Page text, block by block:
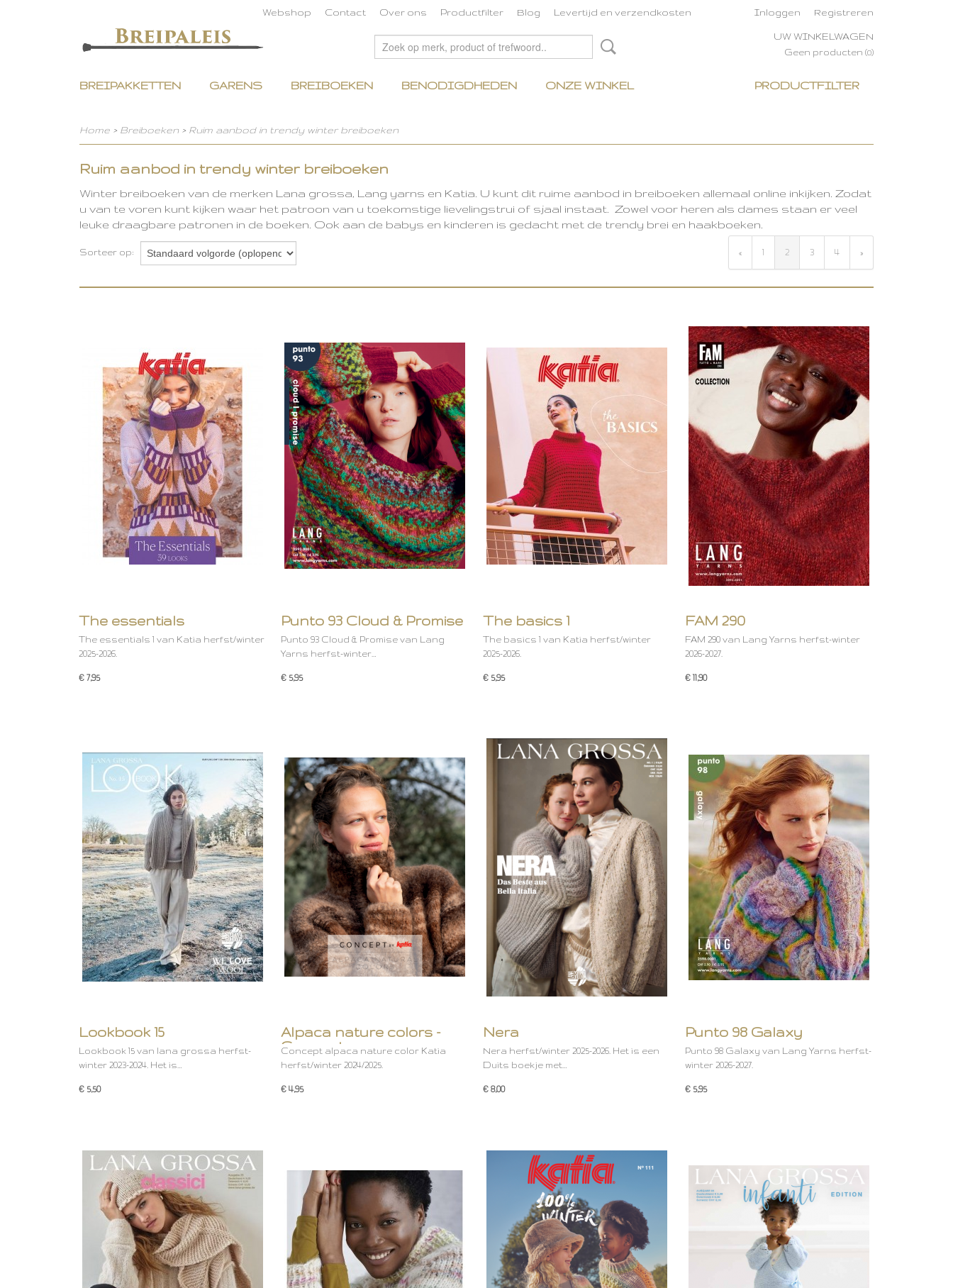
Webshop Contact Over ons Productfilter Blog Levertijd en verzendkosten Inloggen Registreren
UW WINKELWAGEN
Geen producten (0)
PRODUCTFILTER
BREIPAKKETTEN GARENS BREIBOEKEN BENODIGDHEDEN ONZE WINKEL
Home > Breiboeken > Ruim aanbod in trendy winter breiboeken
Ruim aanbod in trendy winter breiboeken
Winter breiboeken van de merken Lana grossa, Lang yarns en Katia. U kunt dit ruime aanbod in breiboeken allemaal online inkijken. Zodat
u van te voren kunt kijken waar het patroon van u toekomstige lievelingstrui of sjaal instaat. Zowel voor heren als dames staan er veel
leuke draagbare patronen in de boeken. Ook aan de babys en kinderen is gedacht met de trendy brei en haakboeken.
Sorteer op: « 1 2 3 4 »
The essentials
The essentials 1 van Katia herfst/winter
2025-2026.
€ 7,95
Punto 93 Cloud & Promise
Punto 93 Cloud & Promise van Lang
Yarns herfst-winter…
€ 5,95
The basics 1
The basics 1 van Katia herfst/winter
2025-2026.
€ 5,95
FAM 290
FAM 290 van Lang Yarns herfst-winter
2026-2027.
€ 11,90
Lookbook 15
Lookbook 15 van lana grossa herfst-
winter 2023-2024. Het is…
€ 5,50
Alpaca nature colors -
Concept
Concept alpaca nature color Katia
herfst/winter 2024/2025.
€ 4,95
Nera
Nera herfst/winter 2025-2026. Het is een
Duits boekje met…
€ 8,00
Punto 98 Galaxy
Punto 98 Galaxy van Lang Yarns herfst-
winter 2026-2027.
€ 5,95